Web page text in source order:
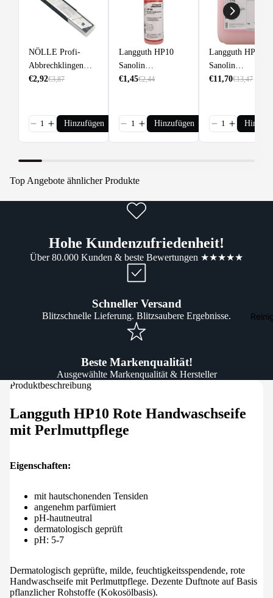
NÖLLE Profi-
Abbrechklingen
18mm für
€2,92€3,87
Hinzufügen
Langguth HP10
Sanolin
Seifencreme 1l
€1,45€2,44
Hinzufügen
Langguth HP10
Sanolin
Seifencreme 10l
€11,70€13,47
Top Angebote ähnlicher Produkte
Hohe Kundenzufriedenheit!
Über 80.000 Kunden & beste Bewertungen ★★★★★
Schneller Versand
Blitzschnelle Lieferung. Blitzsaubere Ergebnisse.
Beste Markenqualität!
Ausgewählte Markenqualität & Hersteller
Produktbeschreibung
Langguth HP10 Rote Handwaschseife
mit Perlmuttpflege
Eigenschaften:
mit hautschonenden Tensiden
angenehm parfümiert
pH-hautneutral
dermatologisch geprüft
pH: 5-7
Dermatologisch geprüfte, milde, feuchtigkeitsspendende, rote
Handwaschseife mit Perlmuttpflege. Dezente Duftnote auf Basis
pflanzlicher Rohstoffe (Kokosölbasis).